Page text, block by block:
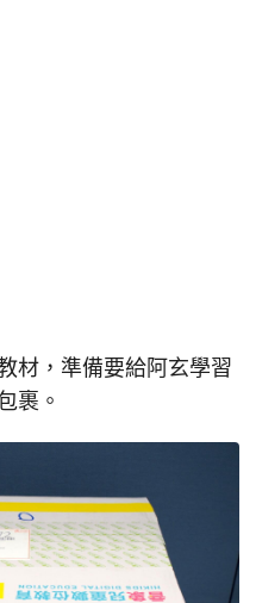
材，準備要給阿玄學習
裹。